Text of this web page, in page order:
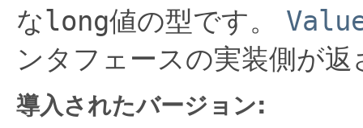
なlong値の型です。
ンタフェースの実装側が
導入されたバージョン: